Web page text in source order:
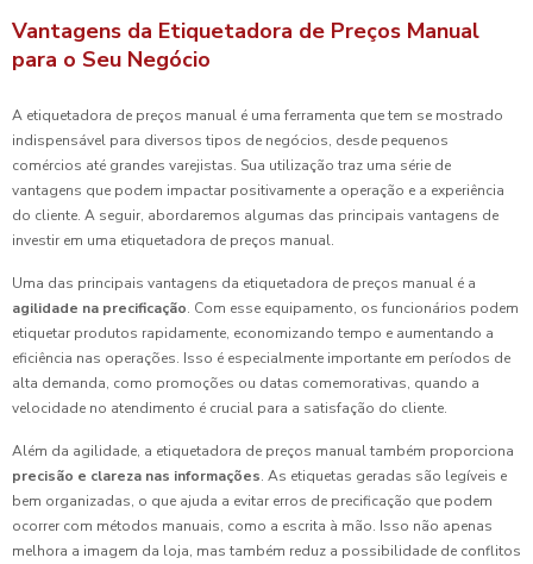
Vantagens da Etiquetadora de Preços Manual
para o Seu Negócio
A etiquetadora de preços manual é uma ferramenta que tem se mostrado
indispensável para diversos tipos de negócios, desde pequenos
comércios até grandes varejistas. Sua utilização traz uma série de
vantagens que podem impactar positivamente a operação e a experiência
do cliente. A seguir, abordaremos algumas das principais vantagens de
investir em uma etiquetadora de preços manual.
Uma das principais vantagens da etiquetadora de preços manual é a
agilidade na precificação. Com esse equipamento, os funcionários podem
etiquetar produtos rapidamente, economizando tempo e aumentando a
eficiência nas operações. Isso é especialmente importante em períodos de
alta demanda, como promoções ou datas comemorativas, quando a
velocidade no atendimento é crucial para a satisfação do cliente.
Além da agilidade, a etiquetadora de preços manual também proporciona
precisão e clareza nas informações. As etiquetas geradas são legíveis e
bem organizadas, o que ajuda a evitar erros de precificação que podem
ocorrer com métodos manuais, como a escrita à mão. Isso não apenas
melhora a imagem da loja, mas também reduz a possibilidade de conflitos